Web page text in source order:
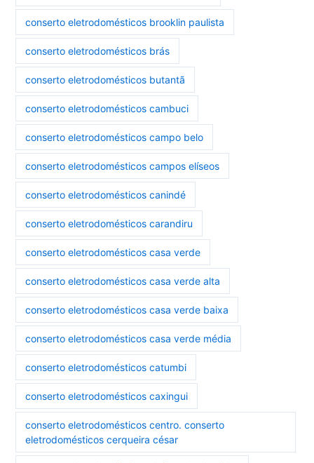
conserto eletrodomésticos brooklin paulista
conserto eletrodomésticos brás
conserto eletrodomésticos butantã
conserto eletrodomésticos cambuci
conserto eletrodomésticos campo belo
conserto eletrodomésticos campos elíseos
conserto eletrodomésticos canindé
conserto eletrodomésticos carandiru
conserto eletrodomésticos casa verde
conserto eletrodomésticos casa verde alta
conserto eletrodomésticos casa verde baixa
conserto eletrodomésticos casa verde média
conserto eletrodomésticos catumbi
conserto eletrodomésticos caxingui
conserto eletrodomésticos centro. conserto
eletrodomésticos cerqueira césar